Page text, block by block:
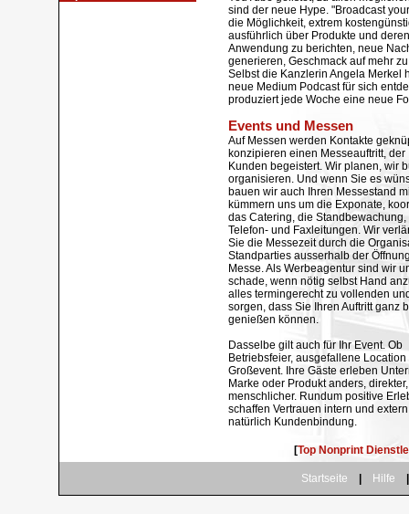
sind der neue Hype. "Broadcast
die Möglichkeit, extrem
ausführlich über Produkte und deren
Anwendung zu berichten, neue
generieren, Geschmack auf mehr
Selbst die Kanzlerin Angela Merkel
neue Medium Podcast für sich
produziert jede Woche eine neue
Events und Messen
Auf Messen werden Kontakte
konzipieren einen Messeauftritt, der
Kunden begeistert. Wir planen, wir
organisieren. Und wenn Sie es
bauen wir auch Ihren Messestand
kümmern uns um die Exponate,
das Catering, die Standbewachung,
Telefon- und Faxleitungen. Wir
Sie die Messezeit durch die
Standparties ausserhalb der
Messe. Als Werbeagentur sind wir
schade, wenn nötig selbst Hand
alles termingerecht zu vollenden
sorgen, dass Sie Ihren Auftritt ganz
genießen können.
Dasselbe gilt auch für Ihr Event. Ob
Betriebsfeier, ausgefallene Location
Großevent. Ihre Gäste erleben
Marke oder Produkt anders, direkter,
menschlicher. Rundum positive
schaffen Vertrauen intern und
natürlich Kundenbindung.
[Top Nonprint
Startseite Hilfe